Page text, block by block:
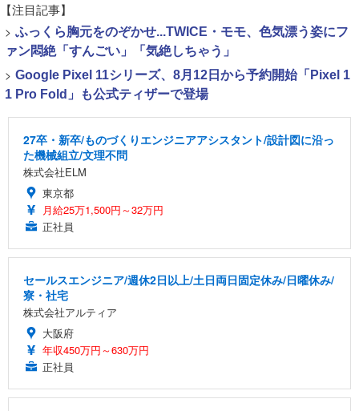
【注目記事】
> ふっくら胸元をのぞかせ...TWICE・モモ、色気漂う姿にフ
ァン悶絶「すんごい」「気絶しちゃう」
> Google Pixel 11シリーズ、8月12日から予約開始「Pixel 1
1 Pro Fold」も公式ティザーで登場
27卒・新卒/ものづくりエンジニアアシスタント/設計図に沿っ
た機械組立/文理不問
株式会社ELM
東京都
月給25万1,500円～32万円
正社員
セールスエンジニア/週休2日以上/土日両日固定休み/日曜休み/
寮・社宅
株式会社アルティア
大阪府
年収450万円～630万円
正社員